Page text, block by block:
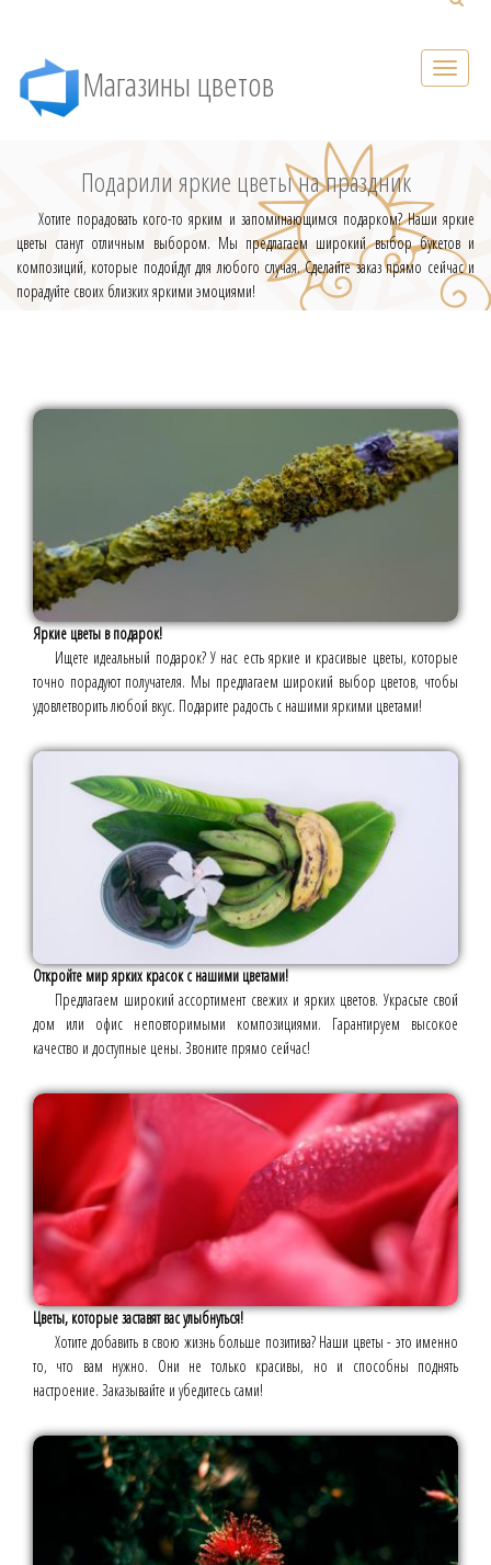
Магазины цветов
Подарили яркие цветы на праздник
Хотите порадовать кого-то ярким и запоминающимся подарком? Наши яркие
цветы станут отличным выбором. Мы предлагаем широкий выбор букетов и
композиций, которые подойдут для любого случая. Сделайте заказ прямо сейчас и
порадуйте своих близких яркими эмоциями!
Яркие цветы в подарок!
Ищете идеальный подарок? У нас есть яркие и красивые цветы, которые
точно порадуют получателя. Мы предлагаем широкий выбор цветов, чтобы
удовлетворить любой вкус. Подарите радость с нашими яркими цветами!
Откройте мир ярких красок с нашими цветами!
Предлагаем широкий ассортимент свежих и ярких цветов. Украсьте свой
дом или офис неповторимыми композициями. Гарантируем высокое
качество и доступные цены. Звоните прямо сейчас!
Цветы, которые заставят вас улыбнуться!
Хотите добавить в свою жизнь больше позитива? Наши цветы - это именно
то, что вам нужно. Они не только красивы, но и способны поднять
настроение. Заказывайте и убедитесь сами!